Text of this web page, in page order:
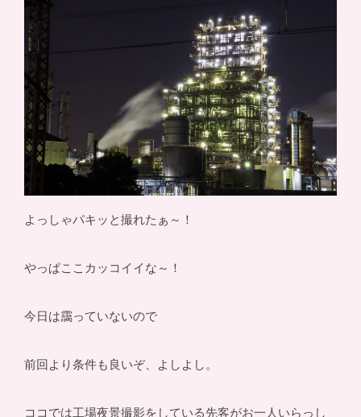
よっしゃパキッと撮れたぁ～！
やっぱここカッコイイな～！
今日は靄っていないので
前回より条件も良いぞ、よしよし。
ココでは工場夜景撮影をしている先客がお一人いらっし